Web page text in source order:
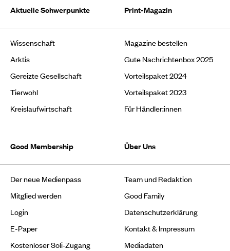
Aktuelle Schwerpunkte
Wissenschaft
Arktis
Gereizte Gesellschaft
Tierwohl
Kreislaufwirtschaft
Print-Magazin
Magazine bestellen
Gute Nachrichtenbox 2025
Vorteilspaket 2024
Vorteilspaket 2023
Für Händler:innen
Good Membership
Der neue Medienpass
Mitglied werden
Login
E-Paper
Kostenloser Soli-Zugang
Über Uns
Team und Redaktion
Good Family
Datenschutzerklärung
Kontakt & Impressum
Mediadaten